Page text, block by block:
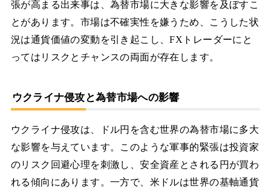
張が高まる出来事は、為替市場に大きな影響を及ぼすこ
とがあります。市場は不確実性を嫌うため、こうした状
況は通貨価値の変動を引き起こし、FXトレーダーにと
ってはリスクとチャンスの両面が存在します。
ウクライナ侵攻と為替市場への影響
ウクライナ侵攻は、ドル円を含む世界の為替市場に多大
な影響を与えています。このような軍事的緊張は投資家
のリスク回避心理を刺激し、安全資産とされる円が買わ
れる傾向にあります。一方で、米ドルは世界の基軸通貨